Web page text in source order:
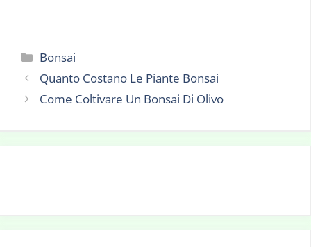
Categorie
Bonsai
Quanto Costano Le Piante Bonsai
Come Coltivare Un Bonsai Di Olivo